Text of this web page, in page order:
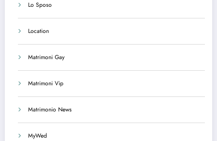
Lo Sposo
Location
Matrimoni Gay
Matrimoni Vip
Matrimonio News
MyWed